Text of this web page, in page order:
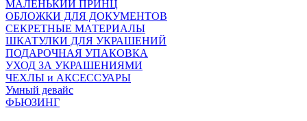
МАЛЕНЬКИЙ ПРИНЦ
ОБЛОЖКИ ДЛЯ ДОКУМЕНТОВ
СЕКРЕТНЫЕ МАТЕРИАЛЫ
ШКАТУЛКИ ДЛЯ УКРАШЕНИЙ
ПОДАРОЧНАЯ УПАКОВКА
УХОД ЗА УКРАШЕНИЯМИ
ЧEХЛЫ и АКСЕССУАРЫ
Умный девайс
ФЬЮЗИНГ